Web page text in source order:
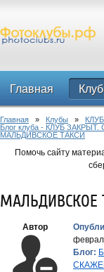
Главная
Форум
Главная » Клубы »
Блог клуба - КЛУБ
МАЛЬДИВСКОЕ ТАКСИ
Помочь сайту
МАЛЬДИВСКОЕ
Автор
Блог: